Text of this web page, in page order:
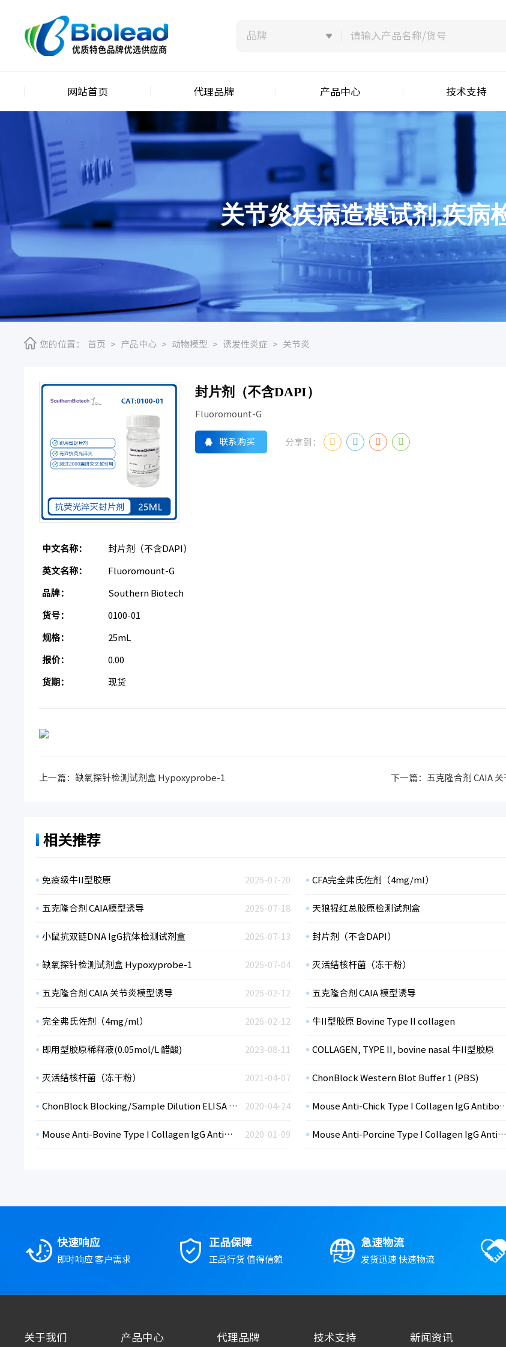
网站首页 代理品牌 产品中心 技术支持
关节炎疾病造模试剂,疾病
您的位置： 首页 > 产品中心 > 动物模型 > 诱发性炎症 > 关节炎
封片剂（不含DAPI）
Fluoromount-G
联系购买 分享到：
中文名称： 封片剂（不含DAPI）
英文名称： Fluoromount-G
品牌： Southern Biotech
货号： 0100-01
规格： 25mL
报价： 0.00
货期： 现货
上一篇：缺氧探针检测试剂盒 Hypoxyprobe-1 下一篇： 五克隆合剂 CAIA
相关推荐
2026-07-20
免疫级牛II型胶原 CFA完全弗氏佐剂（4mg/ml）
2026-07-18
五克隆合剂 CAIA模型诱导 天狼猩红总胶原检测试剂盒
2026-07-13
小鼠抗双链DNA IgG抗体检测试剂盒 封片剂（不含DAPI）
2026-07-04
缺氧探针检测试剂盒 Hypoxyprobe-1 灭活结核杆菌（冻干粉）
2026-02-12
五克隆合剂 CAIA 关节炎模型诱导 五克隆合剂 CAIA 模型诱导
2026-02-12
完全弗氏佐剂（4mg/ml） 牛II型胶原 Bovine Type II collagen
2023-08-11
即用型胶原稀释液(0.05mol/L 醋酸) COLLAGEN, TYPE II, bovine nasal 牛II型胶原
2021-04-07
灭活结核杆菌（冻干粉） ChonBlock Western Blot Buffer 1 (PBS)
2020-04-24
ChonBlock Blocking/Sample Dilution ELISA Buffer Chondrex ELISA封闭/样本稀释液 Mouse Anti-Chick Type I Collagen IgG
2020-01-09
Mouse Anti-Bovine Type I Collagen IgG Antibody Assay Kit, OPD Mouse Anti-Porcine Type I Collagen IgG Antibody Assay Kit, OPD
快速响应
即时响应 客户需求
正品保障
正品行货 值得信赖
急速物流
发货迅速 快速物流
关于我们 产品中心 代理品牌 技术支持 新闻资讯